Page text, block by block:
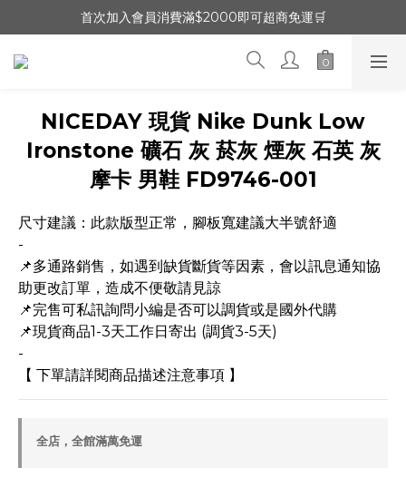
首次加入會員消費滿$2000即可超商免運🛒
NICEDAY 現貨 Nike Dunk Low
Ironstone 礦石 灰 菸灰 煙灰 石英 灰
摩卡 男鞋 FD9746-001
尺寸建議：此款版型正常，腳板寬建議大半號舒適
-
📌多通路銷售，如遇到缺貨斷貨等因素，會以訊息通知協
助更改訂單，造成不便敬請見諒
📌完售可私訊詢問小編是否可以調貨或是國外代購
📌現貨商品1-3天工作日寄出 (調貨3-5天)
-
【 下單請詳閱商品描述注意事項 】
全店，全館滿萬免運